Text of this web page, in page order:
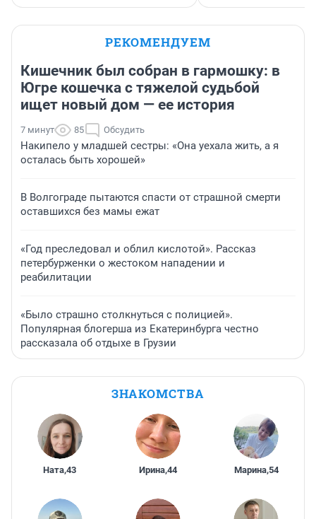
РЕКОМЕНДУЕМ
Кишечник был собран в гармошку: в
Югре кошечка с тяжелой судьбой
ищет новый дом — ее история
7 минут 85 Обсудить
Накипело у младшей сестры: «Она уехала жить, а я
осталась быть хорошей»
В Волгограде пытаются спасти от страшной смерти
оставшихся без мамы ежат
«Год преследовал и облил кислотой». Рассказ
петербурженки о жестоком нападении и
реабилитации
«Было страшно столкнуться с полицией».
Популярная блогерша из Екатеринбурга честно
рассказала об отдыхе в Грузии
ЗНАКОМСТВА
Ната,43 Ирина,44 Марина,54